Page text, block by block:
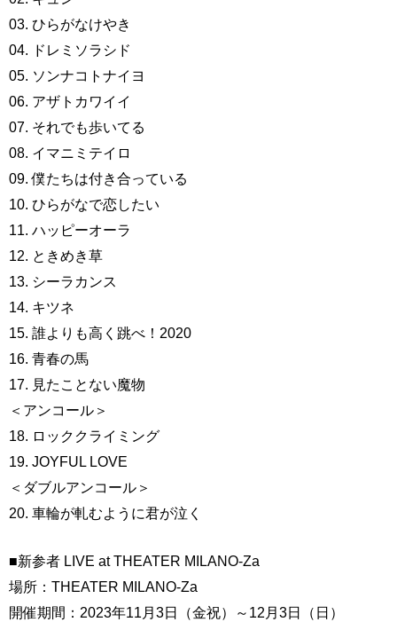
03. ひらがなけやき
04. ドレミソラシド
05. ソンナコトナイヨ
06. アザトカワイイ
07. それでも歩いてる
08. イマニミテイロ
09. 僕たちは付き合っている
10. ひらがなで恋したい
11. ハッピーオーラ
12. ときめき草
13. シーラカンス
14. キツネ
15. 誰よりも高く跳べ！2020
16. 青春の馬
17. 見たことない魔物
＜アンコール＞
18. ロッククライミング
19. JOYFUL LOVE
＜ダブルアンコール＞
20. 車輪が軋むように君が泣く
■新参者 LIVE at THEATER MILANO-Za
場所：THEATER MILANO-Za
開催期間：2023年11月3日（金祝）～12月3日（日）